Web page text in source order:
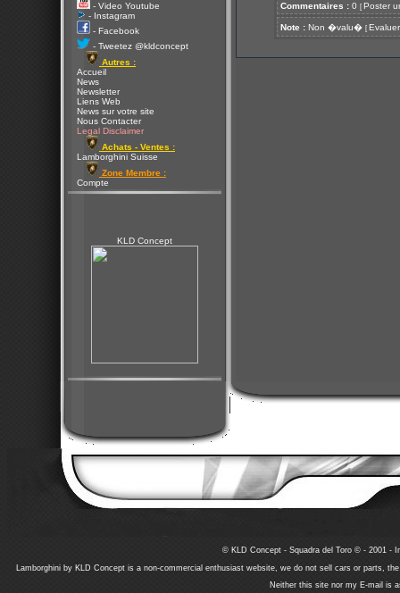
- Video Youtube
- Instagram
- Facebook
- Tweetez @kldconcept
Autres :
Accueil
News
Newsletter
Liens Web
News sur votre site
Nous Contacter
Legal Disclaimer
Achats - Ventes :
Lamborghini Suisse
Zone Membre :
Compte
KLD Concept
Commentaires : 0 [ Poster
Note : Non �valu� [ Evaluer
© KLD Concept - Squadra del Toro © - 2001 -
Lamborghini by KLD Concept is a non-commercial enthusiast website, we do not sell cars or parts,
Neither this site nor my E-mail is